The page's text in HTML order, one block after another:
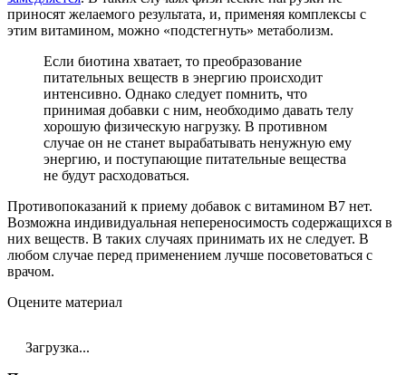
приносят желаемого результата, и, применяя комплексы с
этим витамином, можно «подстегнуть» метаболизм.
Если биотина хватает, то преобразование
питательных веществ в энергию происходит
интенсивно. Однако следует помнить, что
принимая добавки с ним, необходимо давать телу
хорошую физическую нагрузку. В противном
случае он не станет вырабатывать ненужную ему
энергию, и поступающие питательные вещества
не будут расходоваться.
Противопоказаний к приему добавок с витамином B7 нет.
Возможна индивидуальная непереносимость содержащихся в
них веществ. В таких случаях принимать их не следует. В
любом случае перед применением лучше посоветоваться с
врачом.
Оцените материал
Загрузка...